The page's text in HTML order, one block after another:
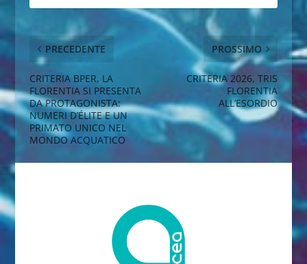
PRECEDENTE
CRITERIA BPER, LA
FLORENTIA SI PRESENTA
DA PROTAGONISTA:
NUMERI D’ÉLITE E UN
PRIMATO UNICO NEL
MONDO ACQUATICO
PROSSIMO
CRITERIA 2026, TRIS
FLORENTIA
ALL’ESORDIO